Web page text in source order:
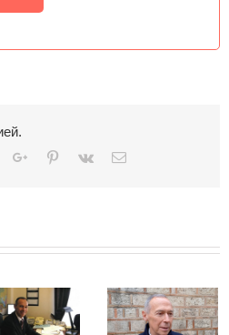
TumblrGoogle+Pinterest
Vk Email